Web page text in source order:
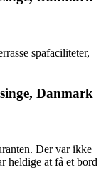
spafaciliteter,
Der var ikke
heldige at få et bord